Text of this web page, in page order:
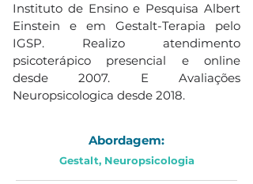
Instituto de Ensino e Pesquisa Albert
Einstein e em Gestalt-Terapia pelo
IGSP. Realizo atendimento
psicoterápico presencial e online
desde 2007. E Avaliações
Neuropsicologica desde 2018.
Abordagem:
Gestalt, Neuropsicologia